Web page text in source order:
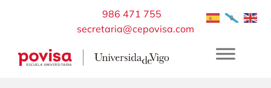
986 471 755
secretaria@cepovisa.com